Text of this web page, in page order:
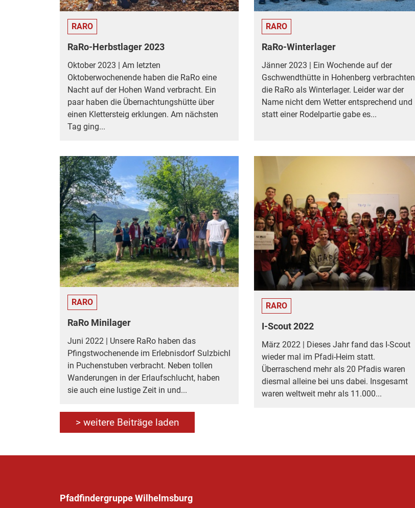
RARO
RaRo-Herbstlager 2023
Oktober 2023 | Am letzten
Oktoberwochenende haben die RaRo eine
Nacht auf der Hohen Wand verbracht. Ein
paar haben die Übernachtungshütte über
einen Klettersteig erklungen. Am nächsten
Tag ging...
RARO
RaRo-Winterlager
Jänner 2023 | Ein Wochende auf der
Gschwendthütte in Hohenberg verbrachten
die RaRo als Winterlager. Leider war der
Name nicht dem Wetter entsprechend und
statt einer Rodelpartie gabe es...
RARO
RaRo Minilager
Juni 2022 | Unsere RaRo haben das
Pfingstwochenende im Erlebnisdorf Sulzbichl
in Puchenstuben verbracht. Neben tollen
Wanderungen in der Erlaufschlucht, haben
sie auch eine lustige Zeit in und...
RARO
I-Scout 2022
März 2022 | Dieses Jahr fand das I-Scout
wieder mal im Pfadi-Heim statt.
Überraschend mehr als 20 Pfadis waren
diesmal alleine bei uns dabei. Insgesamt
waren weltweit mehr als 11.000...
> weitere Beiträge laden
Pfadfindergruppe Wilhelmsburg